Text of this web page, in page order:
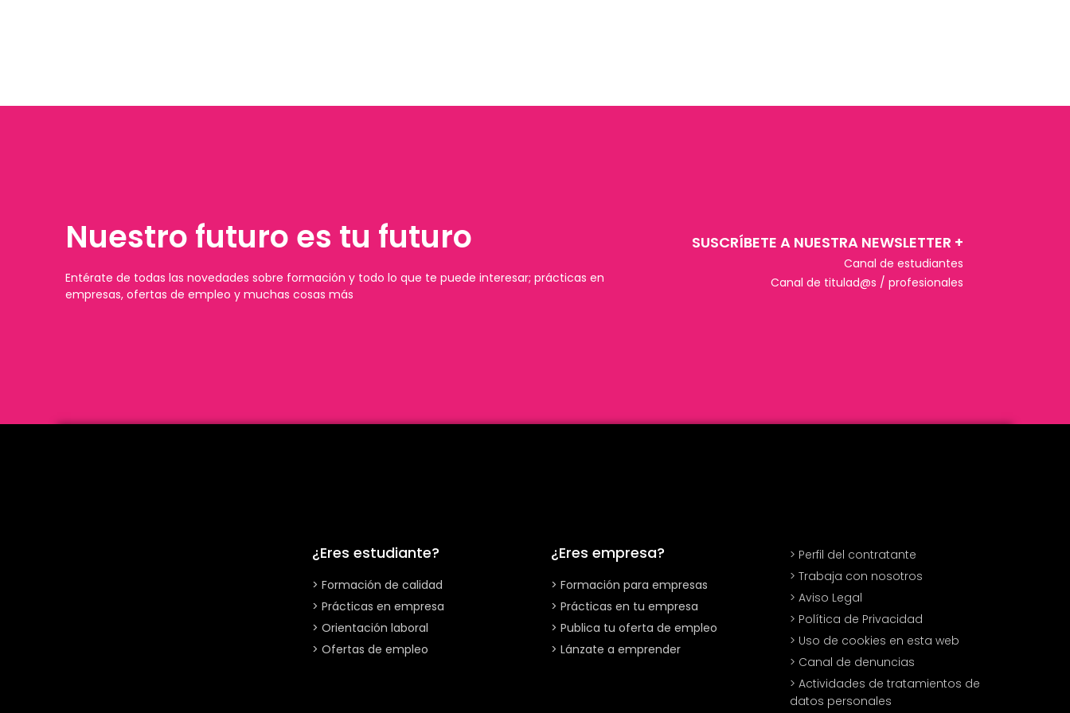
Nuestro futuro es tu futuro
Entérate de todas las novedades sobre formación y todo lo que te puede interesar; prácticas en
empresas, ofertas de empleo y muchas cosas más
SUSCRÍBETE A NUESTRA NEWSLETTER +​
Canal de estudiantes
Canal de titulad@s / profesionales
¿Eres estudiante?
> Formación de calidad
> Prácticas en empresa
> Orientación laboral
> Ofertas de empleo
¿Eres empresa?
> Formación para empresas
> Prácticas en tu empresa
> Publica tu oferta de empleo
> Lánzate a emprender
> Perfil del contratante
> Trabaja con nosotros
> Aviso Legal
> Política de Privacidad
> Uso de cookies en esta web
> Canal de denuncias
> Actividades de tratamientos de
datos personales